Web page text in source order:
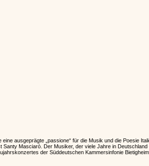
eine ausgeprägte „passione“ für die Musik und die Poesie
Santy Masciarò. Der Musiker, der viele Jahre in
der Süddeutschen Kammersinfonie Bietigheim